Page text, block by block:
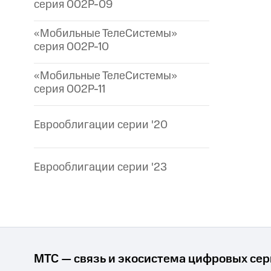
серия 002P-09
«Мобильные ТелеСистемы»
серия 002P-10
«Мобильные ТелеСистемы»
серия 002P-11
Еврооблигации серии '20
Еврооблигации серии '23
МТС — связь и экосистема цифровых